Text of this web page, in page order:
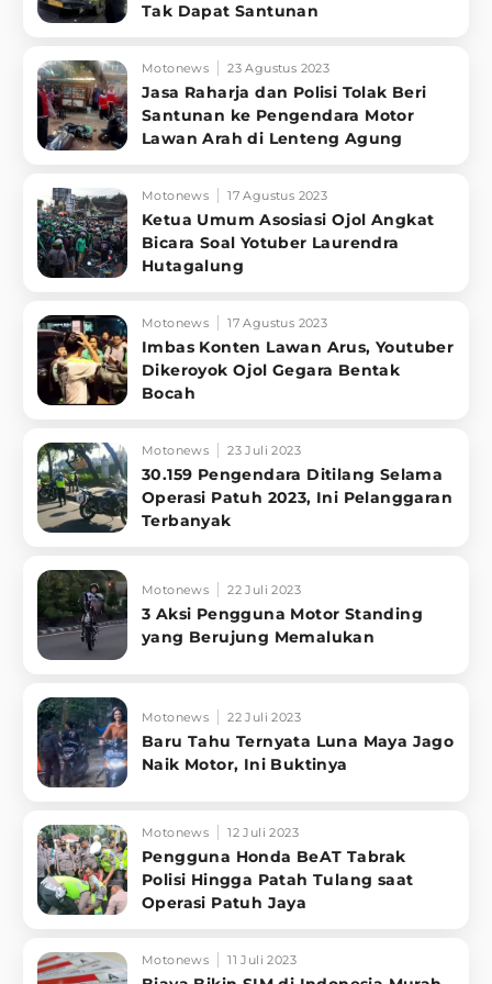
Tak Dapat Santunan
Motonews 23 Agustus 2023
Jasa Raharja dan Polisi Tolak Beri
Santunan ke Pengendara Motor
Lawan Arah di Lenteng Agung
Motonews 17 Agustus 2023
Ketua Umum Asosiasi Ojol Angkat
Bicara Soal Yotuber Laurendra
Hutagalung
Motonews 17 Agustus 2023
Imbas Konten Lawan Arus, Youtuber
Dikeroyok Ojol Gegara Bentak
Bocah
Motonews 23 Juli 2023
30.159 Pengendara Ditilang Selama
Operasi Patuh 2023, Ini Pelanggaran
Terbanyak
Motonews 22 Juli 2023
3 Aksi Pengguna Motor Standing
yang Berujung Memalukan
Motonews 22 Juli 2023
Baru Tahu Ternyata Luna Maya Jago
Naik Motor, Ini Buktinya
Motonews 12 Juli 2023
Pengguna Honda BeAT Tabrak
Polisi Hingga Patah Tulang saat
Operasi Patuh Jaya
Motonews 11 Juli 2023